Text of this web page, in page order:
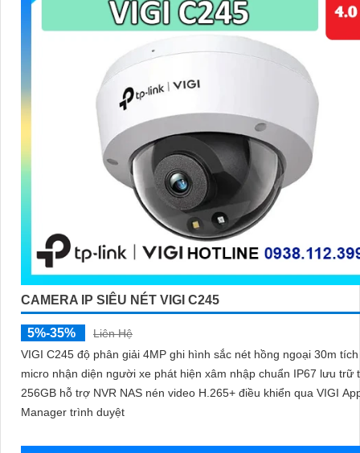
CAMERA IP SIÊU NÉT VIGI C245
5%-35%
Liên Hệ
VIGI C245 độ phân giải 4MP ghi hình sắc nét hồng ngoại 30m
micro nhận diện người xe phát hiện xâm nhập chuẩn IP67 lưu trữ
256GB hỗ trợ NVR NAS nén video H.265+ điều khiển qua VIGI
Manager trình duyệt